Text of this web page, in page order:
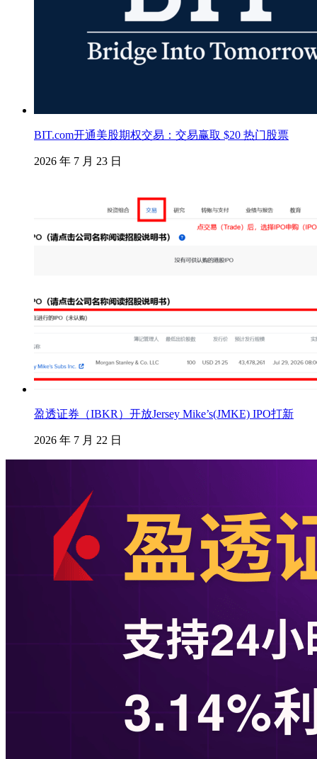
BIT.com开通美股期权交易：交易赢取 $20 热门股票
2026 年 7 月 23 日
盈透证券（IBKR）开放Jersey Mike’s(JMKE) IPO打新
2026 年 7 月 22 日